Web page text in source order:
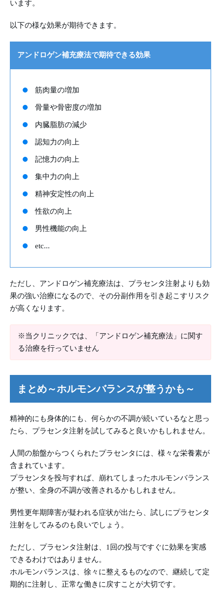
います。
以下の様な効果が期待できます。
アンドロゲン補充療法で期待できる効果
筋肉量の増加
骨量や骨密度の増加
内臓脂肪の減少
認知力の向上
記憶力の向上
集中力の向上
精神安定性の向上
性欲の向上
男性機能の向上
etc...
ただし、アンドロゲン補充療法は、プラセンタ注射よりも効
果の強い治療になるので、その分副作用を引き起こすリスク
が高くなります。
※当クリニックでは、「アンドロゲン補充療法」に関す
る治療を行っていません
まとめ～ホルモンバランスが整うかも～
精神的にも身体的にも、何らかの不調が続いているなと思っ
たら、プラセンタ注射を試してみると良いかもしれません。
人間の胎盤からつくられたプラセンタには、様々な栄養素が
含まれています。
プラセンタを投与すれば、崩れてしまったホルモンバランス
が整い、全身の不調が改善されるかもしれません。
男性更年期障害が疑われる症状が出たら、試しにプラセンタ
注射をしてみるのも良いでしょう。
ただし、プラセンタ注射は、1回の投与ですぐに効果を実感
できるわけではありません。
ホルモンバランスは、徐々に整えるものなので、継続して定
期的に注射し、正常な働きに戻すことが大切です。